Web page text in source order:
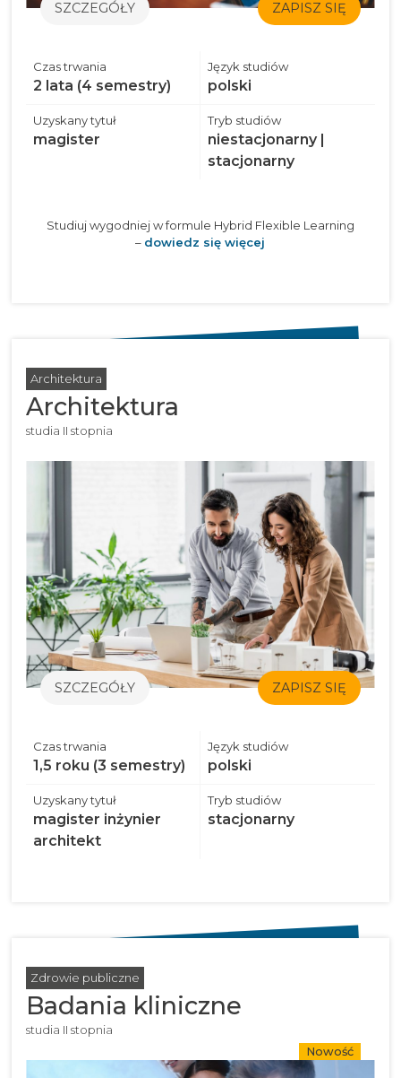
SZCZEGÓŁY ZAPISZ SIĘ
Czas trwania
2 lata (4 semestry)
Język studiów
polski
Uzyskany tytuł
magister
Tryb studiów
niestacjonarny |
stacjonarny
Studiuj wygodniej w formule Hybrid Flexible Learning
– dowiedz się więcej
Architektura
Architektura
studia II stopnia
SZCZEGÓŁY ZAPISZ SIĘ
Czas trwania
1,5 roku (3 semestry)
Język studiów
polski
Uzyskany tytuł
magister inżynier
architekt
Tryb studiów
stacjonarny
Zdrowie publiczne
Badania kliniczne
studia II stopnia
Nowość